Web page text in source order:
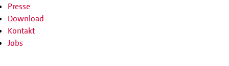
Presse
Download
Kontakt
Jobs